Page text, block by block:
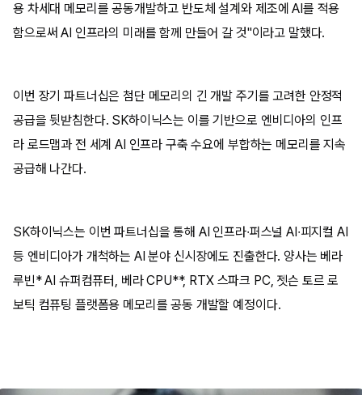
용 차세대 메모리를 공동개발하고 반도체 설계와 제조에 AI를 적용
함으로써 AI 인프라의 미래를 함께 만들어 갈 것"이라고 말했다.
이번 장기 파트너십은 첨단 메모리의 긴 개발 주기를 고려한 안정적
공급을 뒷받침한다. SK하이닉스는 이를 기반으로 엔비디아의 인프
라 로드맵과 전 세계 AI 인프라 구축 수요에 부합하는 메모리를 지속
공급해 나간다.
SK하이닉스는 이번 파트너십을 통해 AI 인프라∙퍼스널 AI∙피지컬 AI
등 엔비디아가 개척하는 AI 분야 신시장에도 진출한다. 양사는 베라
루빈* AI 슈퍼컴퓨터, 베라 CPU**, RTX 스파크 PC, 젯슨 토르 로
보틱 컴퓨팅 플랫폼용 메모리를 공동 개발할 예정이다.